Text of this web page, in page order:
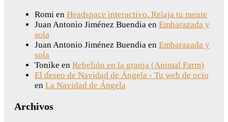
Romi en Headspace interactivo. Relaja tu mente
Juan Antonio Jiménez Buendia en Embarazada y
sola
Juan Antonio Jiménez Buendia en Embarazada y
sola
Tonike en Rebelión en la granja (Animal Farm)
El deseo de Navidad de Ángela - Tu web de ocio
en La Navidad de Ángela
Archivos